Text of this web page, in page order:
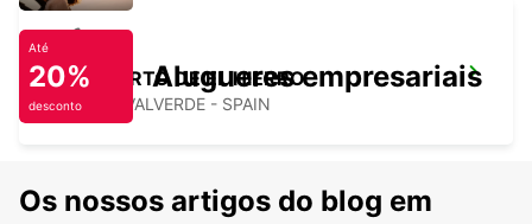
AEROPORTO DE EL HIERRO
VILLA DE VALVERDE - SPAIN
Até
20%
desconto
Alugueres empresariais
Os nossos artigos do blog em